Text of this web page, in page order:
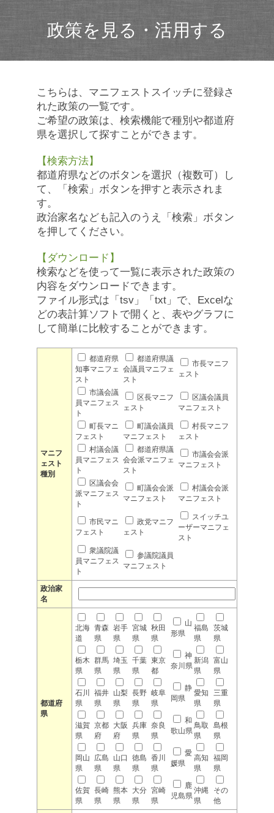
政策を見る・活用する
こちらは、マニフェストスイッチに登録さ
れた政策の一覧です。
ご希望の政策は、検索機能で種別や都道府
県を選択して探すことができます。
【検索方法】
都道府県などのボタンを選択（複数可）し
て、「検索」ボタンを押すと表示されま
す。
政治家名なども記入のうえ「検索」ボタン
を押してください。
【ダウンロード】
検索などを使って一覧に表示された政策の
内容をダウンロードできます。
ファイル形式は「tsv」「txt」で、Excelな
どの表計算ソフトで開くと、表やグラフに
して簡単に比較することができます。
マニフ
ェスト
種別
都道府県
知事マニフェ
スト
都道府県議
会議員マニフェ
スト
市長マニフ
ェスト
市議会議
員マニフェス
ト
区長マニフ
ェスト
区議会議員
マニフェスト
町長マニ
フェスト
町議会議員
マニフェスト
村長マニフ
ェスト
村議会議
員マニフェス
ト
都道府県議
会会派マニフェ
スト
市議会会派
マニフェスト
区議会会
派マニフェス
ト
町議会会派
マニフェスト
村議会会派
マニフェスト
市民マニ
フェスト
政党マニフ
ェスト
スイッチユ
ーザーマニフェ
スト
衆議院議
員マニフェス
ト
参議院議員
マニフェスト
政治家
名
都道府
県
北海
道
青森
県
岩手
県
宮城
県
秋田
県
山
形県
福島
県
茨城
県
栃木
県
群馬
県
埼玉
県
千葉
県
東京
都
神
奈川県
新潟
県
富山
県
石川
県
福井
県
山梨
県
長野
県
岐阜
県
静
岡県
愛知
県
三重
県
滋賀
県
京都
府
大阪
府
兵庫
県
奈良
県
和
歌山県
鳥取
県
島根
県
岡山
県
広島
県
山口
県
徳島
県
香川
県
愛
媛県
高知
県
福岡
県
佐賀
県
長崎
県
熊本
県
大分
県
宮崎
県
鹿
児島県
沖縄
県
その
他